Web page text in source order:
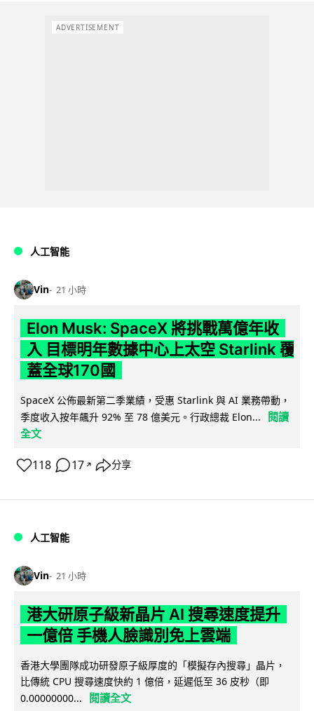
ADVERTISEMENT
人工智能
Vin 21 小時
Elon Musk: SpaceX 將挑戰萬億年收
入 目標明年數據中心上太空 Starlink 覆
蓋全球170國
SpaceX 公佈最新第二季業績，受惠 Starlink 與 AI 業務帶動，
季度收入按年飆升 92% 至 78 億美元。行政總裁 Elon...
閱讀
全文
118 17 ↗ 分享
人工智能
Vin 21 小時
港大研原子級新晶片 AI 搜尋速度提升
一億倍 手機人臉識別免上雲端
香港大學團隊成功研發原子級厚度的「模擬存內搜尋」晶片，
比傳統 CPU 搜尋速度快約 1 億倍，延遲低至 36 皮秒（即
0.00000000...
閱讀全文